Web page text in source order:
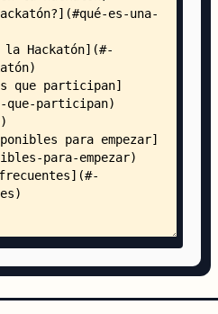
types.ts
utils.ts
node/
lock.yaml
hackathon-vercel.md